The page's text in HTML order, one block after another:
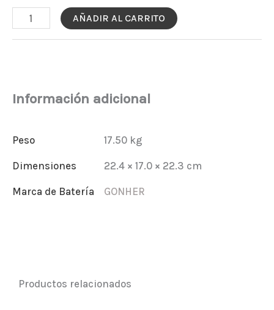
BATERÍA
640
AÑADIR AL CARRITO
Información adicional
Peso 17.50 kg
Dimensiones 22.4 × 17.0 × 22.3 cm
Marca de Batería GONHER
Productos relacionados